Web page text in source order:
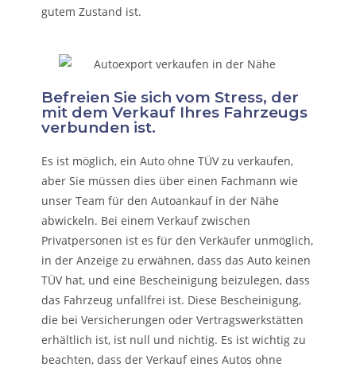
gutem Zustand ist.
Befreien Sie sich vom Stress, der
mit dem Verkauf Ihres Fahrzeugs
verbunden ist.
Es ist möglich, ein Auto ohne TÜV zu verkaufen,
aber Sie müssen dies über einen Fachmann wie
unser Team für den Autoankauf in der Nähe
abwickeln. Bei einem Verkauf zwischen
Privatpersonen ist es für den Verkäufer unmöglich,
in der Anzeige zu erwähnen, dass das Auto keinen
TÜV hat, und eine Bescheinigung beizulegen, dass
das Fahrzeug unfallfrei ist. Diese Bescheinigung,
die bei Versicherungen oder Vertragswerkstätten
erhältlich ist, ist null und nichtig. Es ist wichtig zu
beachten, dass der Verkauf eines Autos ohne